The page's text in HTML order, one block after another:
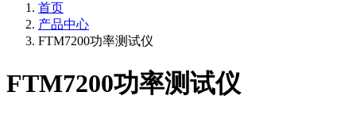
首页
产品中心
FTM7200功率测试仪
FTM7200功率测试仪